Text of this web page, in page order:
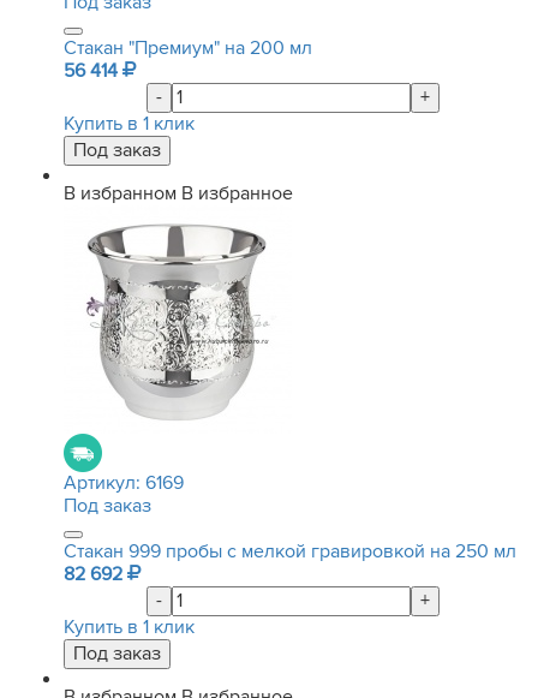
Стакан "Премиум" на 200 мл
56 414
-
+
Купить в 1 клик
В избранном В избранное
Артикул: 6169
Под заказ
Стакан 999 пробы с мелкой гравировкой на 250 мл
82 692
-
+
Купить в 1 клик